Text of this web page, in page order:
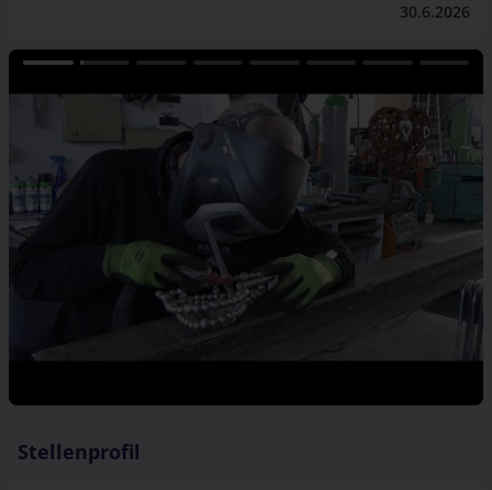
30.6.2026
Stellenprofil
Schulabschluss